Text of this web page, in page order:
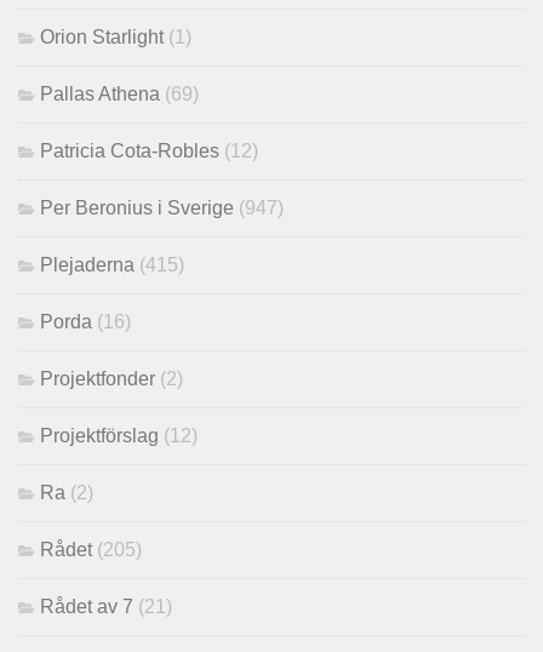
Orion Starlight (1)
Pallas Athena (69)
Patricia Cota-Robles (12)
Per Beronius i Sverige (947)
Plejaderna (415)
Porda (16)
Projektfonder (2)
Projektförslag (12)
Ra (2)
Rådet (205)
Rådet av 7 (21)